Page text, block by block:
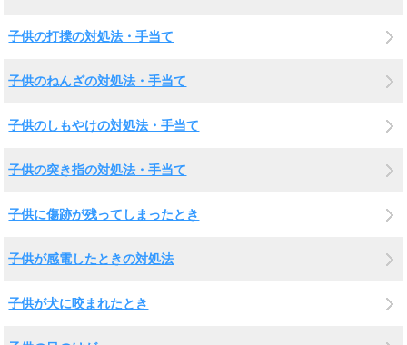
子供の打撲の対処法・手当て
子供のねんざの対処法・手当て
子供のしもやけの対処法・手当て
子供の突き指の対処法・手当て
子供に傷跡が残ってしまったとき
子供が感電したときの対処法
子供が犬に咬まれたとき